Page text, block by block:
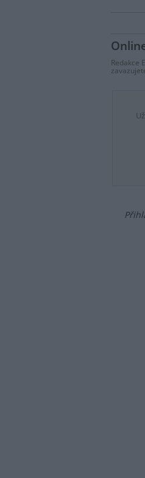
Redakce